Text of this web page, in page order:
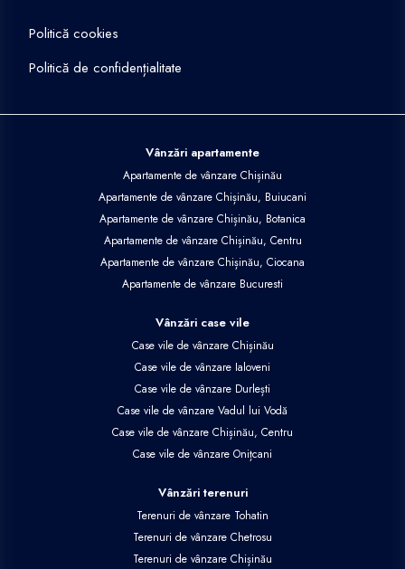
Politică cookies
Politică de confidențialitate
Vânzări apartamente
Apartamente de vânzare Chișinău
Apartamente de vânzare Chișinău, Buiucani
Apartamente de vânzare Chișinău, Botanica
Apartamente de vânzare Chișinău, Centru
Apartamente de vânzare Chișinău, Ciocana
Apartamente de vânzare Bucuresti
Vânzări case vile
Case vile de vânzare Chișinău
Case vile de vânzare Ialoveni
Case vile de vânzare Durlești
Case vile de vânzare Vadul lui Vodă
Case vile de vânzare Chișinău, Centru
Case vile de vânzare Onițcani
Vânzări terenuri
Terenuri de vânzare Tohatin
Terenuri de vânzare Chetrosu
Terenuri de vânzare Chișinău